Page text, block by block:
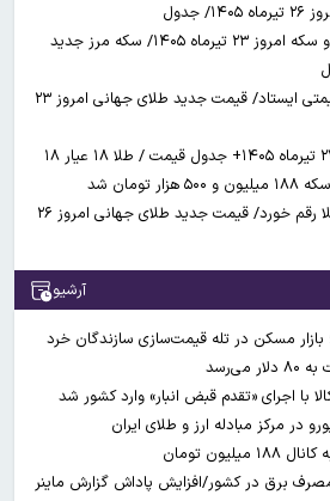
قیمت زمان بازگشایی طلا و سکه امروز ۲۳ تیرماه ۱۴۰۵/ سکه مرز جدید
طلا در پایین‌ترین سطح قیمتی ایستاد/ قیمت جدید طلای جهانی امروز ۲۳
آخرین قیمت طلا و سکه ۲۷ تیرماه ۱۴۰۵+ جدول قیمت / طلا ۱۸ عیار ۱۸
بزرگ‌ترین کاهش قیمت طلا رقم خورد/ قیمت جدید طلای جهانی امروز ۲۶
آرشیو
مسکن در تله قیمت‌سازی سازندگان خرد
در مرکز مبادله ارز و طلای ایران
تومان
برق در کشور/افزایش پاداش گزارش ماینر